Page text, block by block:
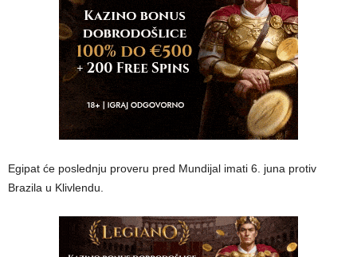
Egipat će poslednju proveru pred Mundijal imati 6. juna protiv
Brazila u Klivlendu.